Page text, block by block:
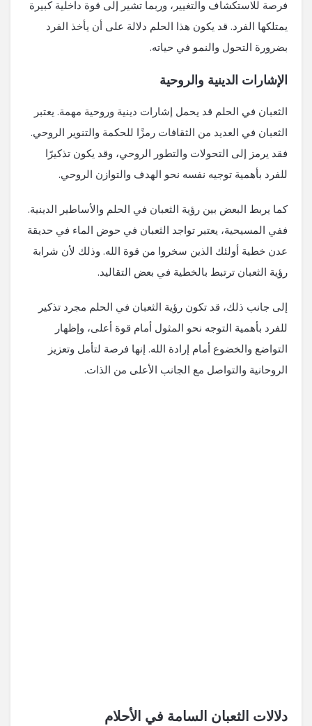
فرصة للاستكشاف والتغيير، وربما تشير إلى قوة داخلية كبيرة
يمتلكها الفرد. قد يكون هذا الحلم دلالة على أن يأخذ الفرد
بضرورة التحول والنمو في حياته.
الإشارات الدينية والروحية
الثعبان في الحلم قد يحمل إشارات دينية وروحية مهمة. يعتبر
الثعبان في العديد من الثقافات رمزًا للحكمة والتنوير الروحي.
فقد يرمز إلى التحولات والتطور الروحي، وقد يكون تذكيرًا
للفرد بأهمية توجيه نفسه نحو الهدف والتوازن الروحي.
كما يربط البعض بين رؤية الثعبان في الحلم والأساطير الدينية.
ففي المسيحية، يعتبر تواجد الثعبان في حوض الماء في حديقة
عدن خطية أولئك الذين سخروا من قوة الله. وذلك لأن شرابة
رؤية الثعبان ترتبط بالخطية في بعض التقاليد.
إلى جانب ذلك، قد تكون رؤية الثعبان في الحلم مجرد تذكير
للفرد بأهمية التوجه نحو المثول أمام قوة أعلى، وإظهار
التواضع والخضوع أمام إرادة الله. إنها فرصة لتأمل وتعزيز
الروحانية والتواصل مع الجانب الأعلى من الذات.
دلالات الثعبان السامة في الأحلام